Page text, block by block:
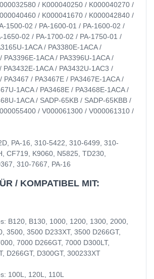
/ K000040250 / K000040270 /
/ K000041670 / K000042840 /
1500-02 / PA-1600-01 / PA-1600-02 /
1650-02 / PA-1700-02 / PA-1750-01 /
1ACA / PA3380E-1ACA /
PA3396E-1ACA / PA3396U-1ACA /
PA3432E-1ACA / PA3432U-1AC3 /
PA3467 / PA3467E / PA3467E-1ACA /
1ACA / PA3468E / PA3468E-1ACA /
1ACA / SADP-65KB / SADP-65KBB /
/ V000061300 / V000061310 /
PA-16, 310-5422, 310-6499, 310-
CF719, K9060, N5825, TD230,
310-7667, PA-16
/ KOMPATIBEL MIT:
B120, B130, 1000, 1200, 1300, 2000,
3500, 3500 D233XT, 3500 D266GT,
7000 D266GT, 7000 D300LT,
D266GT, D300GT, 300233XT
100L, 120L, 110L